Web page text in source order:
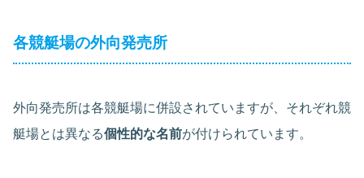
各競艇場の外向発売所
外向発売所は各競艇場に併設されていますが、それぞれ競
艇場とは異なる個性的な名前が付けられています。